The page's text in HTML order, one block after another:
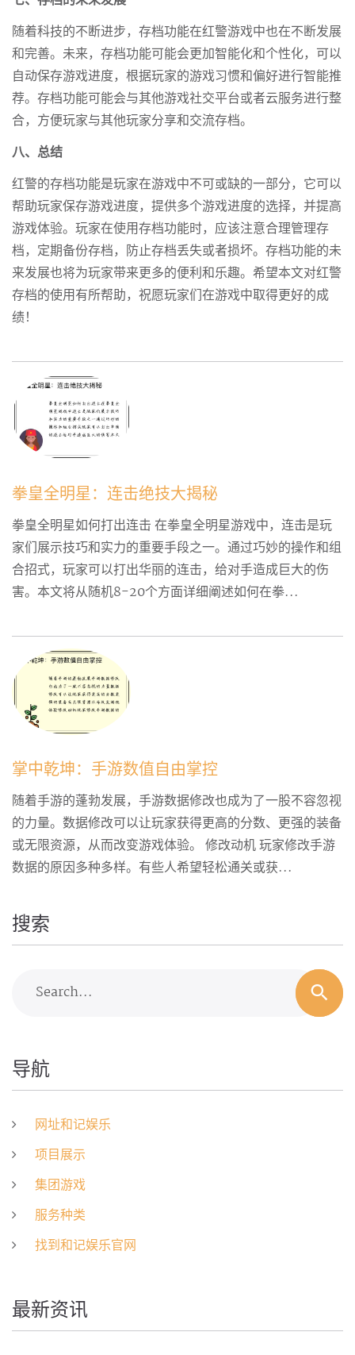
随着科技的不断进步，存档功能在红警游戏中也在不断发展
和完善。未来，存档功能可能会更加智能化和个性化，可以
自动保存游戏进度，根据玩家的游戏习惯和偏好进行智能推
荐。存档功能可能会与其他游戏社交平台或者云服务进行整
合，方便玩家与其他玩家分享和交流存档。
八、总结
红警的存档功能是玩家在游戏中不可或缺的一部分，它可以
帮助玩家保存游戏进度，提供多个游戏进度的选择，并提高
游戏体验。玩家在使用存档功能时，应该注意合理管理存
档，定期备份存档，防止存档丢失或者损坏。存档功能的未
来发展也将为玩家带来更多的便利和乐趣。希望本文对红警
存档的使用有所帮助，祝愿玩家们在游戏中取得更好的成
绩！
拳皇全明星：连击绝技大揭秘
拳皇全明星如何打出连击 在拳皇全明星游戏中，连击是玩
家们展示技巧和实力的重要手段之一。通过巧妙的操作和组
合招式，玩家可以打出华丽的连击，给对手造成巨大的伤
害。本文将从随机8-20个方面详细阐述如何在拳...
掌中乾坤：手游数值自由掌控
随着手游的蓬勃发展，手游数据修改也成为了一股不容忽视
的力量。数据修改可以让玩家获得更高的分数、更强的装备
或无限资源，从而改变游戏体验。 修改动机 玩家修改手游
数据的原因多种多样。有些人希望轻松通关或获...
搜索
Search...
导航
网址和记娱乐
项目展示
集团游戏
服务种类
找到和记娱乐官网
最新资讯